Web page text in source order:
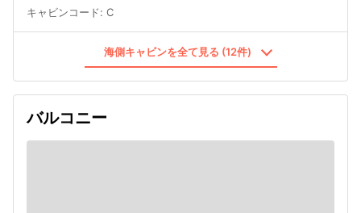
キャビンコード: C
海側キャビンを全て見る (12件)
バルコニー